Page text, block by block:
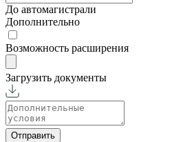
До автомагистрали
Дополнительно
Возможность расширения
Загрузить документы
Отправить